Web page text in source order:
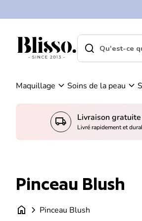
Accueil
m
ir
on
pa
shopping_cart
Accueil
Recherche"
search
Maquillage expand_more Soins de la peau expand_more
local_shipping Livraison
Livré rapidement et
Pinceau Blush
home chevron_right Pinceau Blush